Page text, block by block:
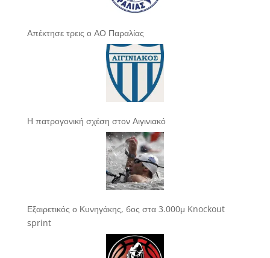
Απέκτησε τρεις ο ΑΟ Παραλίας
Η πατρογονική σχέση στον Αιγινιακό
Εξαιρετικός ο Κυνηγάκης, 6ος στα 3.000μ Knockout
sprint